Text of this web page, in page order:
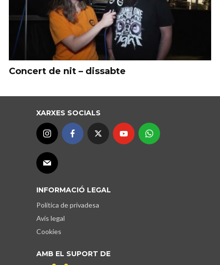
Concert de nit – dissabte
XARXES SOCIALS
INFORMACIÓ LEGAL
Política de privadesa
Avís legal
Cookies
AMB EL SUPORT DE